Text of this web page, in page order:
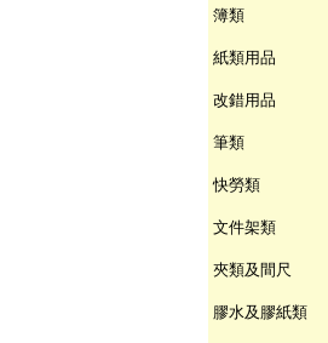
簿類
紙類用品
改錯用品
筆類
快勞類
文件架類
夾類及間尺
膠水及膠紙類